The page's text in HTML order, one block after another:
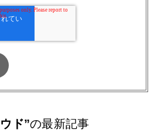
ド”の最新記事